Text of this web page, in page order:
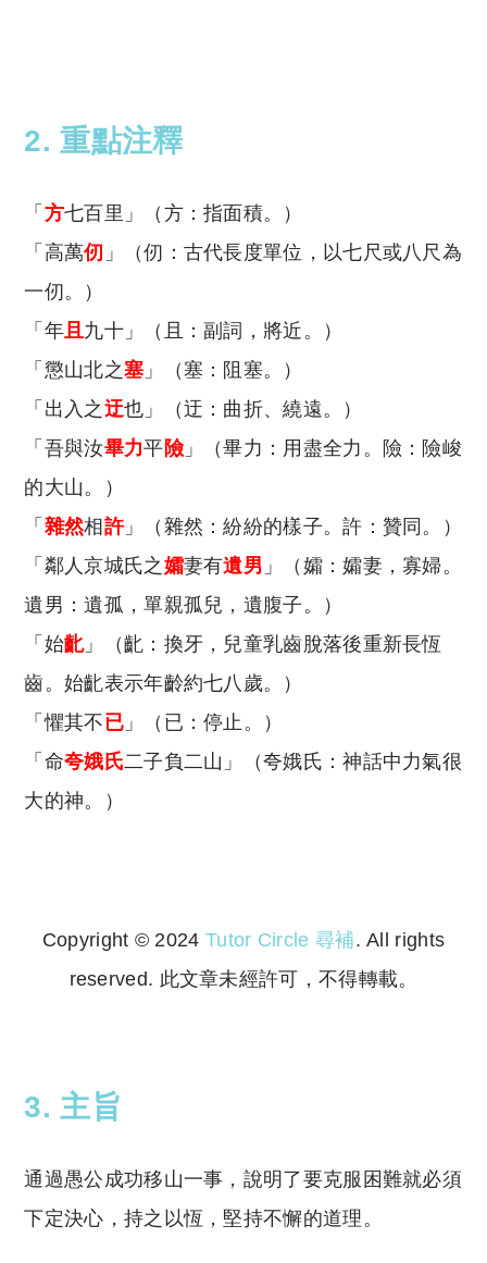
2. 重點注釋
「 方七百里」（方：指面積。）
「高萬仞 」（仞：古代長度單位，以七尺或八尺為
一仞。）
「年 且 九十」（且：副詞，將近。）
「懲山北之塞 」（塞：阻塞。）
「出入之 迂也」（迂：曲折、繞遠。）
「吾與汝畢力平險」（畢力：用盡全力。險：險峻
的大山。）
「 雜然相許」（雜然：紛紛的樣子。許：贊同。）
「鄰人京城氏之 孀妻有遺男 」（孀：孀妻，寡婦。
遺男：遺孤，單親孤兒，遺腹子。）
「始齔」（齔：換牙，兒童乳齒脫落後重新長恆
齒。始齔表示年齡約七八歲。）
「懼其不已」（已：停止。）
「命夸娥氏二子負二山」（夸娥氏：神話中力氣很
大的神。）
Copyright © 2024 Tutor Circle 尋補. All rights
reserved. 此文章未經許可，不得轉載。
3. 主旨
通過愚公成功移山一事，說明了要克服困難就必須
下定決心，持之以恆，堅持不懈的道理。